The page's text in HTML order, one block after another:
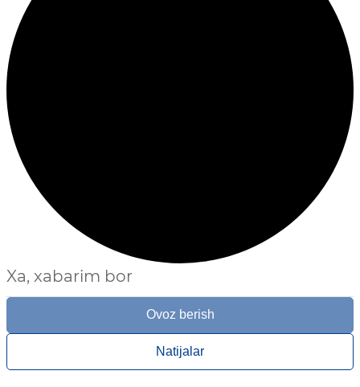
Xa, xabarim bor
Ovoz berish
Natijalar